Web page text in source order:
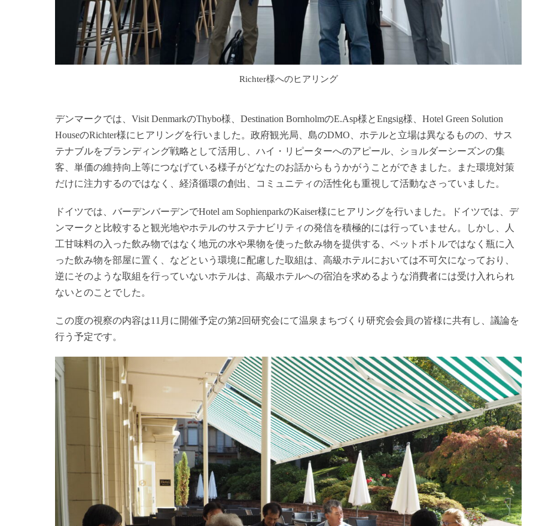
Richter様へのヒアリング
デンマークでは、Visit DenmarkのThybo様、Destination BornholmのE.Asp様とEngsig様、Hotel Green Solution
HouseのRichter様にヒアリングを行いました。政府観光局、島のDMO、ホテルと立場は異なるものの、サス
テナブルをブランディング戦略として活用し、ハイ・リピーターへのアピール、ショルダーシーズンの集
客、単価の維持向上等につなげている様子がどなたのお話からもうかがうことができました。また環境対策
だけに注力するのではなく、経済循環の創出、コミュニティの活性化も重視して活動なさっていました。
ドイツでは、バーデンバーデンでHotel am SophienparkのKaiser様にヒアリングを行いました。ドイツでは、デ
ンマークと比較すると観光地やホテルのサステナビリティの発信を積極的には行っていません。しかし、人
工甘味料の入った飲み物ではなく地元の水や果物を使った飲み物を提供する、ペットボトルではなく瓶に入
った飲み物を部屋に置く、などという環境に配慮した取組は、高級ホテルにおいては不可欠になっており、
逆にそのような取組を行っていないホテルは、高級ホテルへの宿泊を求めるような消費者には受け入れられ
ないとのことでした。
この度の視察の内容は11月に開催予定の第2回研究会にて温泉まちづくり研究会会員の皆様に共有し、議論を
行う予定です。